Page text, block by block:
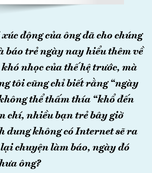
động của ông đã cho chúng
báo trẻ ngày nay hiểu thêm về
nhọc của thế hệ trước, mà
tôi cũng chỉ biết rằng “ngày
thể thấm thía “khổ đến
chí, nhiều bạn trẻ bây giờ
dung không có Internet sẽ ra
chuyện làm báo, ngày đó
ông?